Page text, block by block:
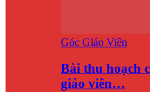
Góc Giáo Viên
Bài thu hoạch
giáo viên…